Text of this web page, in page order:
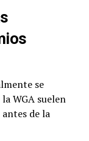
se
WGA suelen
de la